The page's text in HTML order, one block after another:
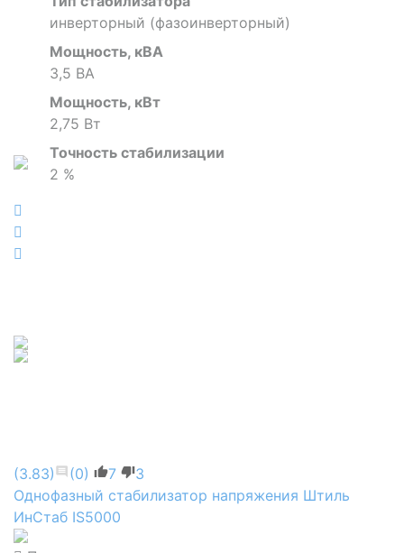
инверторный (фазоинверторный)
Мощность, кВА
3,5 ВА
Мощность, кВт
2,75 Вт
Точность стабилизации
2 %
(3.83) (0) 7
3
Однофазный стабилизатор напряжения Штиль
ИнСтаб IS5000